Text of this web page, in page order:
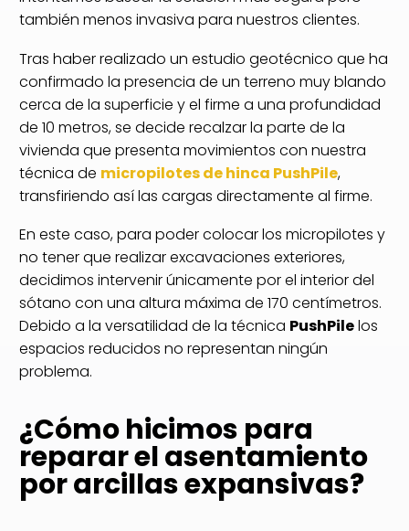
también menos invasiva para nuestros clientes.
Tras haber realizado un estudio geotécnico que ha
confirmado la presencia de un terreno muy blando
cerca de la superficie y el firme a una profundidad
de 10 metros, se decide recalzar la parte de la
vivienda que presenta movimientos con nuestra
técnica de micropilotes de hinca PushPile,
transfiriendo así las cargas directamente al firme.
En este caso, para poder colocar los micropilotes y
no tener que realizar excavaciones exteriores,
decidimos intervenir únicamente por el interior del
sótano con una altura máxima de 170 centímetros.
Debido a la versatilidad de la técnica PushPilelos
espacios reducidos no representan ningún
problema.
¿Cómo hicimos para
reparar el asentamiento
por arcillas expansivas?